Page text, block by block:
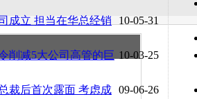
10-05-31
成立 担当在华总经销
10-03-25
削减5大公司高管的巨
09-06-26
裁后首次露面 考虑成